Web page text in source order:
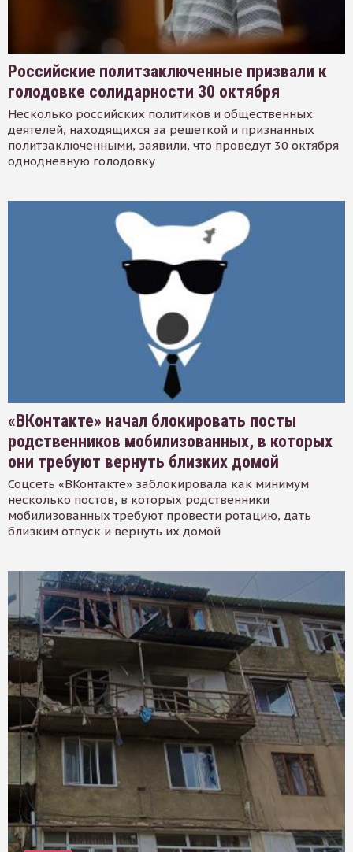
Российские политзаключенные призвали к
голодовке солидарности 30 октября
Несколько российских политиков и общественных
деятелей, находящихся за решеткой и признанных
политзаключенными, заявили, что проведут 30 октября
однодневную голодовку
«ВКонтакте» начал блокировать посты
родственников мобилизованных, в которых
они требуют вернуть близких домой
Соцсеть «ВКонтакте» заблокировала как минимум
несколько постов, в которых родственники
мобилизованных требуют провести ротацию, дать
близким отпуск и вернуть их домой